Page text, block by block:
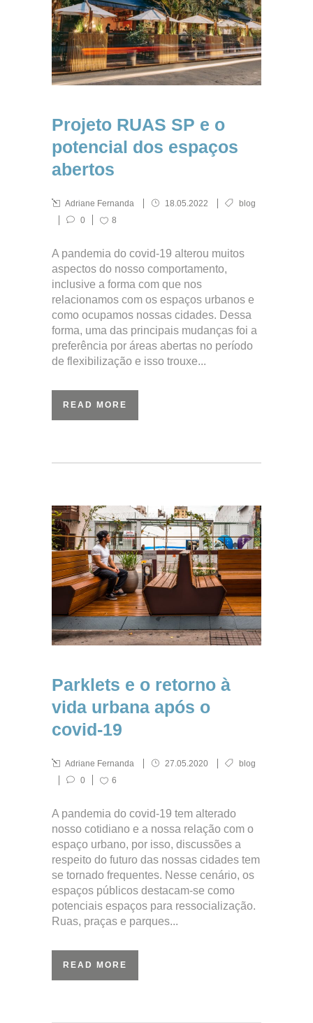
Projeto RUAS SP e o
potencial dos espaços
abertos
Adriane Fernanda 18.05.2022
blog
0
8
A pandemia do covid-19 alterou muitos
aspectos do nosso comportamento,
inclusive a forma com que nos
relacionamos com os espaços urbanos e
como ocupamos nossas cidades. Dessa
forma, uma das principais mudanças foi a
preferência por áreas abertas no período
de flexibilização e isso trouxe...
READ MORE
Parklets e o retorno à
vida urbana após o
covid-19
Adriane Fernanda 27.05.2020
blog
0
6
A pandemia do covid-19 tem alterado
nosso cotidiano e a nossa relação com o
espaço urbano, por isso, discussões a
respeito do futuro das nossas cidades tem
se tornado frequentes. Nesse cenário, os
espaços públicos destacam-se como
potenciais espaços para ressocialização.
Ruas, praças e parques...
READ MORE